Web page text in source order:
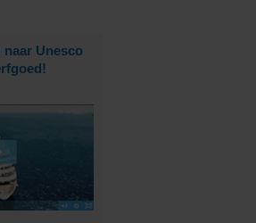
naar Unesco